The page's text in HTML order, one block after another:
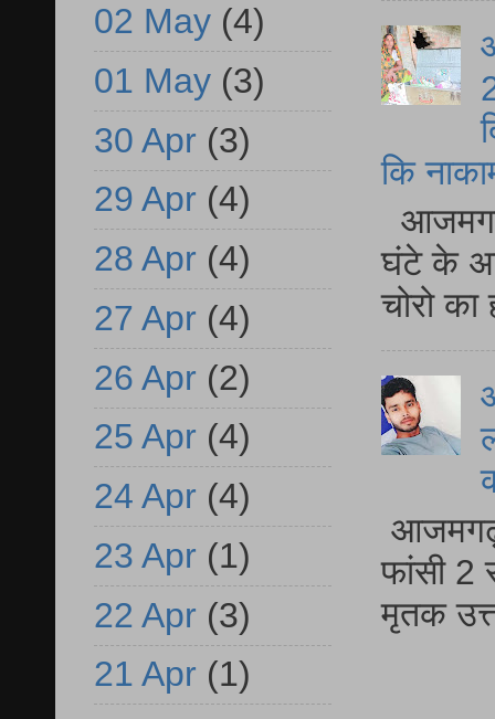
कि
घंटे के
चोरो
आजमगढ़
फांसी 2
मृतक
02 May (4)
01 May (3)
30 Apr (3)
29 Apr (4)
28 Apr (4)
27 Apr (4)
26 Apr (2)
25 Apr (4)
24 Apr (4)
23 Apr (1)
22 Apr (3)
21 Apr (1)